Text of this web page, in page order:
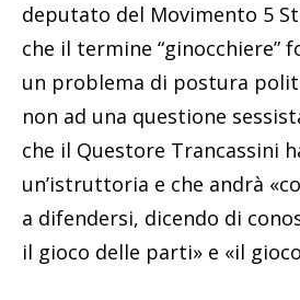
deputato del Movimento 5
che il termine “ginocchiere”
un problema di postura
non ad una questione
che il Questore Trancassini
un’istruttoria e che andrà
a difendersi, dicendo di
il gioco delle parti» e «il